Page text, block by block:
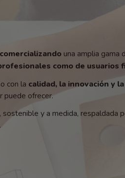
una amplia gama
como de usuarios
con la calidad, la innovación y
puede ofrecer.
sostenible y a medida, respaldada